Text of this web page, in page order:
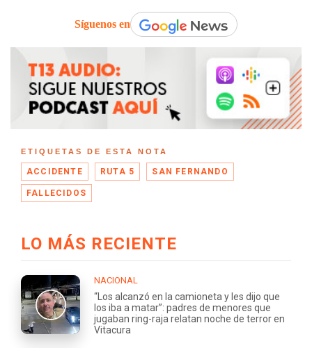
Síguenos en
ETIQUETAS DE ESTA NOTA
ACCIDENTE RUTA 5 SAN FERNANDO
FALLECIDOS
LO MÁS RECIENTE
NACIONAL
“Los alcanzó en la camioneta y les dijo que
los iba a matar”: padres de menores que
jugaban ring-raja relatan noche de terror en
Vitacura